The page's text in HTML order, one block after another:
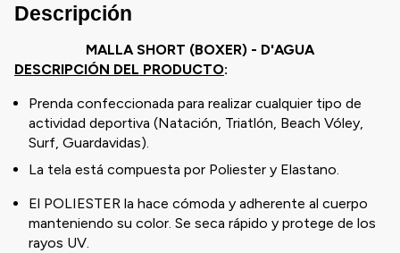
Descripción
MALLA SHORT (BOXER) - D'AGUA
DESCRIPCIÓN DEL PRODUCTO:
Prenda confeccionada para realizar cualquier tipo de
actividad deportiva (Natación, Triatlón, Beach Vóley,
Surf, Guardavidas).
La tela está compuesta por Poliester y Elastano.
El POLIESTER la hace cómoda y adherente al cuerpo
manteniendo su color. Se seca rápido y protege de los
rayos UV.